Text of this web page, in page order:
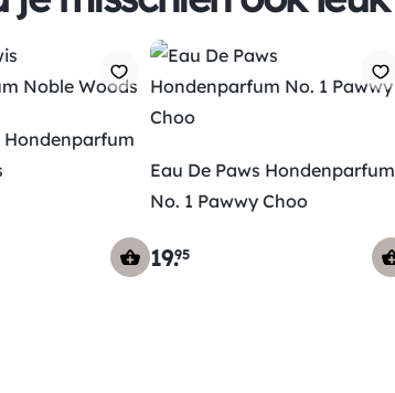
Hondenparfum
Eau De Paws Hondenparfum
No. 1 Pawwy Choo
19.95